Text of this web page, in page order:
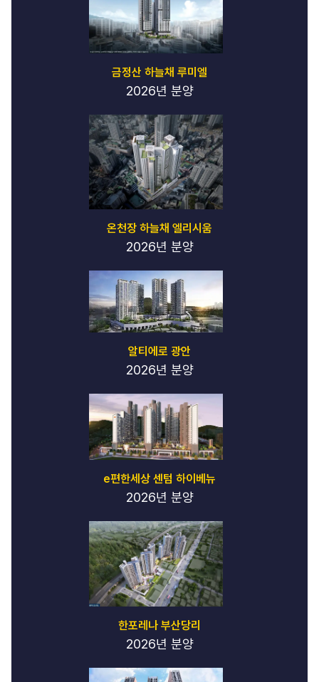
금정산 하늘채 루미엘
2026년 분양
온천장 하늘채 엘리시움
2026년 분양
알티에로 광안
2026년 분양
e편한세상 센텀 하이베뉴
2026년 분양
한포레나 부산당리
2026년 분양